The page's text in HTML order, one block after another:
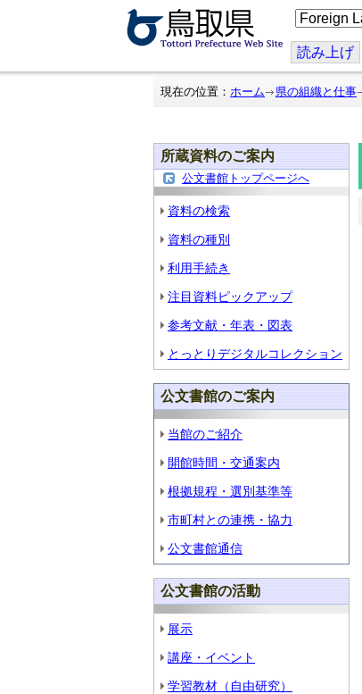
こ
の
ジ
を
翻
読み上げ
現在の位置： ホーム 県の組織と仕事
所蔵資料のご案内
公文書館トップページへ
資料の検索
資料の種別
利用手続き
注目資料ピックアップ
参考文献・年表・図表
とっとりデジタルコレクション
公文書館のご案内
当館のご紹介
開館時間・交通案内
根拠規程・選別基準等
市町村との連携・協力
公文書館通信
公文書館の活動
展示
講座・イベント
学習教材（自由研究）